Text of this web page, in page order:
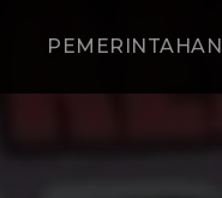
PEMERINTAHAN